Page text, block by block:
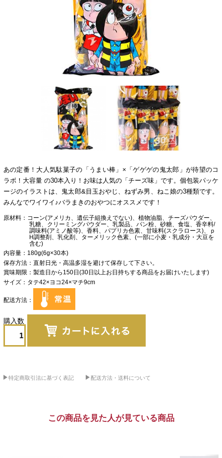
あの定番！大人気駄菓子の「うまい棒」×「ゲゲゲの鬼太郎」が待望のコ
ラボ！大容量 の30本入り！お味は人気の「チーズ味」です。個包装パッケ
ージのイラストは、鬼太郎&目玉おやじ、ねずみ男、ねこ娘の3種類です。
みんなでワイワイ♪バラまきのおやつにオススメです！
原材料
コーン(アメリカ、遺伝子組換えでない)、植物油脂、チーズパウダー、
乳糖、クリーミングパウダー、乳製品、パン粉、砂糖、食塩、香辛料/
調味料(アミノ酸等)、香料、パプリカ色素、甘味料(スクラロース)、ｐ
H調整剤、乳化剤、ターメリック色素、(一部に小麦・乳成分・大豆を
含む)
内容量
180g(6g×30本)
保存方法
直射日光・高温多湿を避けて保存して下さい。
賞味期限
製造日から150日(30日以上お日持ちする商品をお届けいたします)
サイズ
タテ42×ヨコ24×マチ9cm
配送方法
特定商取引法に基づく表記 配送方法・送料について
この商品を見た人が見ている商品